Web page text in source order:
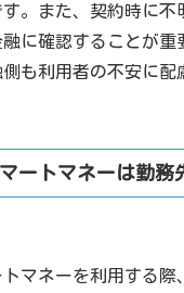
。また、契約時に不
に確認することが重
も利用者の不安に配
ートマネーは勤務
トマネーを利用する際